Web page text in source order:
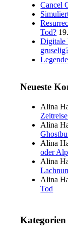
Cancel
Tod?
Digitale
Neueste
Alina
Alina
Alina
oder
Alina
Alina
Tod
Kategorien